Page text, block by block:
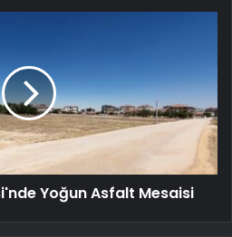
Yoğun Asfalt Mesaisi